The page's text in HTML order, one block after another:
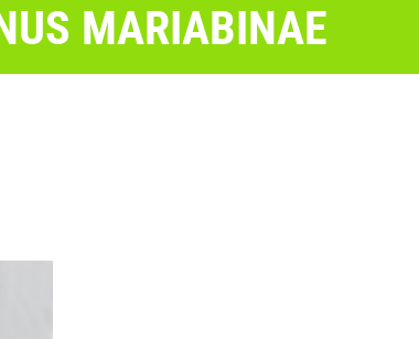
MARIABINAE